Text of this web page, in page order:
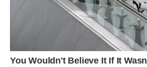
– Поїдеш зі мною жити у велике місто?